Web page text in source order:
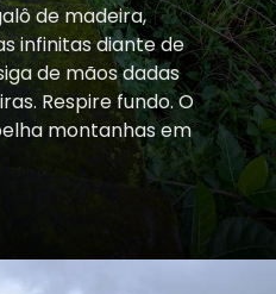
de madeira,
infinitas diante de
de mãos dadas
Respire fundo. O
montanhas em